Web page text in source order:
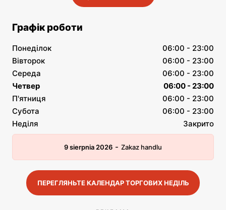
Графік роботи
Понеділок
06:00 - 23:00
Вівторок
06:00 - 23:00
Середа
06:00 - 23:00
Четвер
06:00 - 23:00
П'ятниця
06:00 - 23:00
Субота
06:00 - 23:00
Неділя
Закрито
9 sierpnia 2026 - Zakaz handlu
ПЕРЕГЛЯНЬТЕ КАЛЕНДАР ТОРГОВИХ НЕДІЛЬ